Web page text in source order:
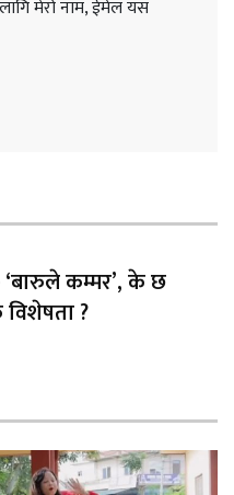
मेरो नाम, ईमेल यस
कम्मर’, के छ
?